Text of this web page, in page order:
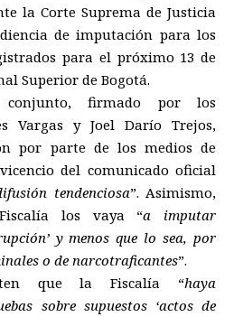
la Corte Suprema de Justicia
de imputación para los
para el próximo 13 de
Superior de Bogotá.
firmado por los
Vargas y Joel Darío Trejos,
por parte de los medios de
del comunicado oficial
tendenciosa”. Asimismo,
los vaya “a imputar
y menos que lo sea, por
o de narcotraficantes”.
que la Fiscalía “haya
sobre supuestos ‘actos de